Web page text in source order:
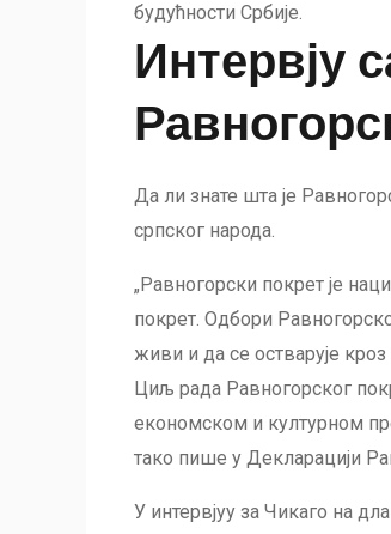
будућности Србије.
Интервју
Да ли знате шта је
српског народа.
„Равногорски покрет је
покрет. Одбори
живи и да се остварује
Циљ рада Равногорског
економском и културном
тако пише у Декларацији
У интервјуу за Чикаго на